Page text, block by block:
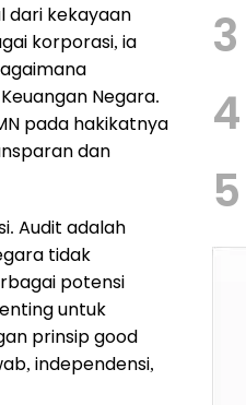
dari kekayaan
korporasi, ia
Negara.
pada hakikatnya
dan
Audit adalah
tidak
potensi
untuk
prinsip good
independensi,
3
4
5